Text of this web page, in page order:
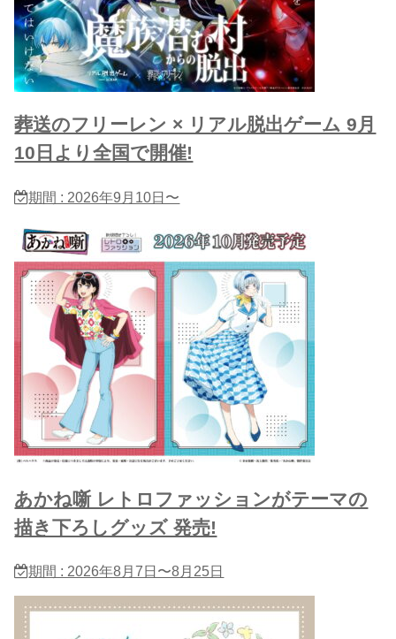
葬送のフリーレン × リアル脱出ゲーム 9月
10日より全国で開催!
期間 : 2026年9月10日〜
あかね噺 レトロファッションがテーマの
描き下ろしグッズ 発売!
期間 : 2026年8月7日〜8月25日